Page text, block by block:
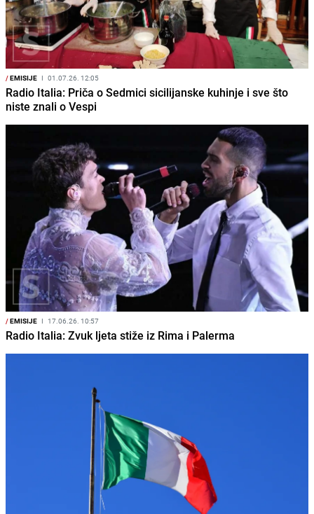
/EMISIJE I 01.07.26. 12:05
Radio Italia: Priča o Sedmici sicilijanske kuhinje i sve što
niste znali o Vespi
/EMISIJE I 17.06.26. 10:57
Radio Italia: Zvuk ljeta stiže iz Rima i Palerma